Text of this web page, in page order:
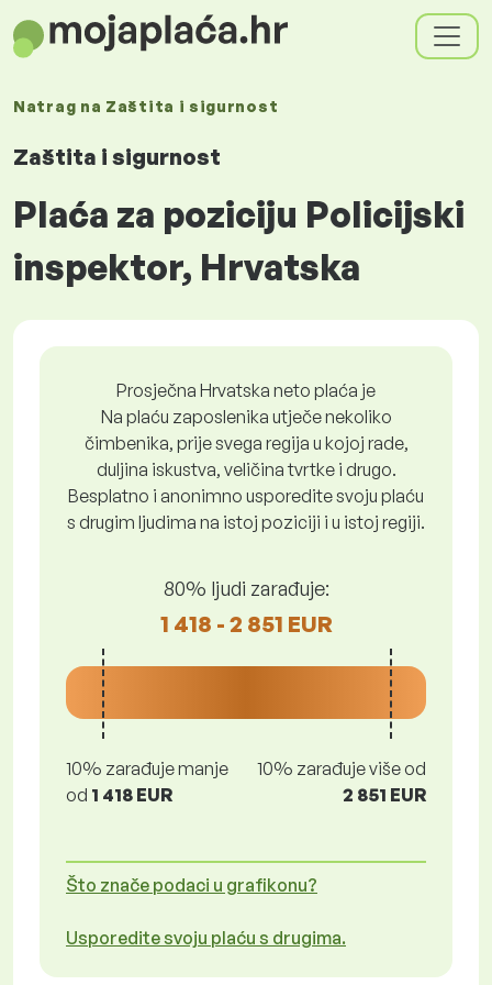
Natrag na Zaštita i sigurnost
Zaštita i sigurnost
Plaća za poziciju Policijski
inspektor, Hrvatska
Prosječna Hrvatska neto plaća je
Na plaću zaposlenika utječe nekoliko
čimbenika, prije svega regija u kojoj rade,
duljina iskustva, veličina tvrtke i drugo.
Besplatno i anonimno usporedite svoju plaću
s drugim ljudima na istoj poziciji i u istoj regiji.
80% ljudi zarađuje:
1 418 - 2 851 EUR
10% zarađuje manje
od 1 418 EUR
10% zarađuje više od
2 851 EUR
Što znače podaci u grafikonu?
Usporedite svoju plaću s drugima.